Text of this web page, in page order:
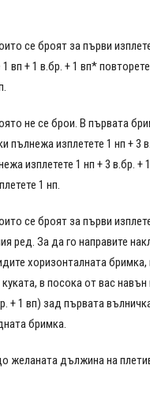
се броят за първи
вп + 1 в.бр. + 1 вп*
не се брои. В първата
изплетете 1 нп + 3
изплетете 1 нп + 3 в.бр.
1 нп.
се броят за първи
ред. За да го направите
хоризонталната
в посока от вас
+ 1 вп) зад първата
бримка.
желаната дължина на